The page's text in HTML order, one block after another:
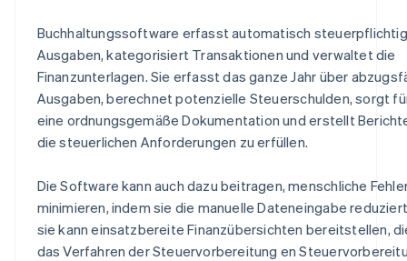
Buchhaltungssoftware erfasst automatisch
Ausgaben, kategorisiert Transaktionen und verwaltet die
Finanzunterlagen. Sie erfasst das ganze Jahr über
Ausgaben, berechnet potenzielle Steuerschulden, sorgt
eine ordnungsgemäße Dokumentation und erstellt
die steuerlichen Anforderungen zu erfüllen.
Die Software kann auch dazu beitragen, menschliche
minimieren, indem sie die manuelle Dateneingabe
sie kann einsatzbereite Finanzübersichten bereitstellen,
das Verfahren der Steuervorbereitung en